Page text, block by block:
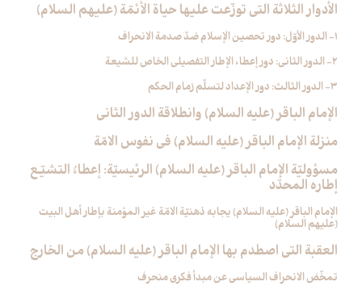
الأدوار الثلاثة التي توزّعت عليها حياة الأئمّة (عليهم السلام)
1- الدور الأوّل: دور تحصين الإسلام ضدّ صدمة الانحراف
2- الدور الثاني: دور إعطاء الإطار التفصيلي الخاص للشيعة
3- الدور الثالث: دور الإعداد لتسلّم زمام الحكم
الإمام الباقر (عليه السلام) وانطلاقة الدور الثاني
منزلة الإمام الباقر (عليه السلام) في نفوس الامّة
مسؤوليّة الإمام الباقر (عليه السلام) الرئيسيّة: إعطاءُ التشيّع
إطاره المحدّد
الإمام الباقر (عليه السلام) يجابه ذهنيّة الامّة غير المؤمنة بإطار أهل البيت
(عليهم السلام)
العقبة التي اصطدم بها الإمام الباقر (عليه السلام) من الخارج
تمخّض الانحراف السياسي عن مبدأ فكري منحرف